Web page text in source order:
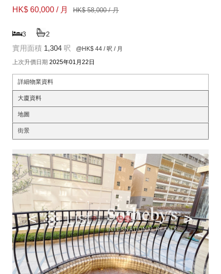
HK$ 60,000 / 月
HK$ 58,000 / 月
3 2
實用面積 1,304 呎 @HK$ 44 / 呎 / 月
上次升價日期 2025年01月22日
詳細物業資料
大廈資料
地圖
街景
< >